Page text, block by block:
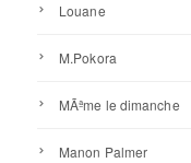
Louane
M.Pokora
MÃªme le dimanche
Manon Palmer